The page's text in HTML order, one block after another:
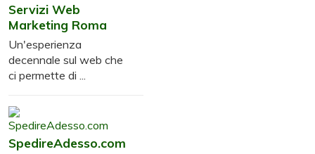
Servizi Web
Marketing Roma
Un'esperienza
decennale sul web che
ci permette di ...
SpedireAdesso.com